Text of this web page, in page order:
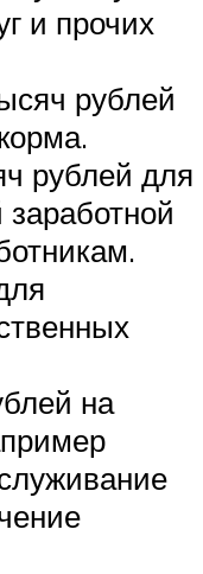
и прочих
рублей
рублей для
на